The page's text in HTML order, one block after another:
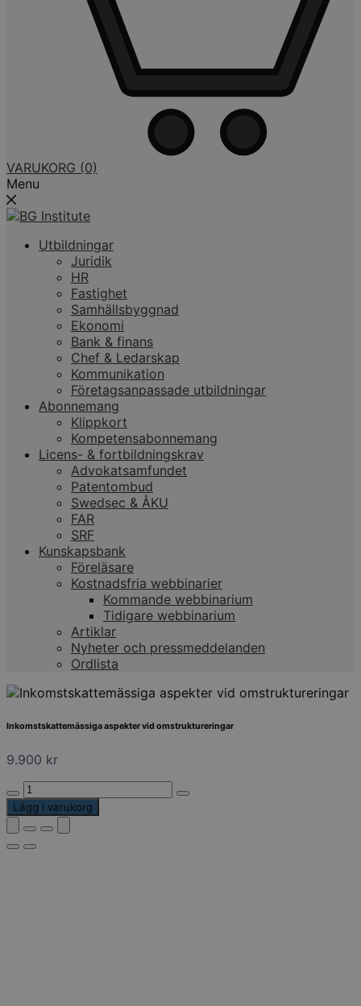
VARUKORG (0)
Menu
Utbildningar
Juridik
HR
Fastighet
Samhällsbyggnad
Ekonomi
Bank & finans
Chef & Ledarskap
Kommunikation
Företagsanpassade utbildningar
Abonnemang
Klippkort
Kompetensabonnemang
Licens- & fortbildningskrav
Advokatsamfundet
Patentombud
Swedsec & ÅKU
FAR
SRF
Kunskapsbank
Föreläsare
Kostnadsfria webbinarier
Kommande webbinarium
Tidigare webbinarium
Artiklar
Nyheter och pressmeddelanden
Ordlista
Inkomstskattemässiga aspekter vid omstruktureringar
9.900 kr
Inkomstskattemässiga
aspekter
vid
omstruktureringar
mängd
Lägg i varukorg